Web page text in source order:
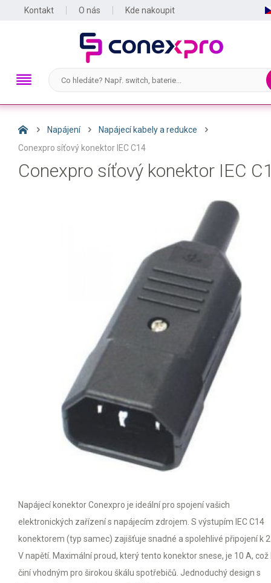
Kontakt O nás Kde nakoupit
Napájení
Napájecí kabely a redukce
Conexpro síťový konektor IEC C14
Conexpro síťový konektor IEC
Napájecí konektor Conexpro je ideální pro spojení vašich
elektronických zařízení s napájecím zdrojem. S výstupím IEC C14
konektorem (typ samec) zajišťuje snadné a spolehlivé připojení k
V napětí. Maximální proud, který tento konektor snese, je 10 A, což
činí vhodným pro širokou škálu spotřebičů. Jednoduchý design s